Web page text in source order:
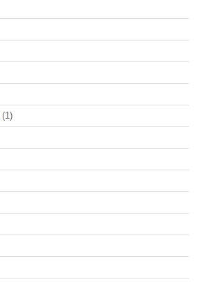
(1)